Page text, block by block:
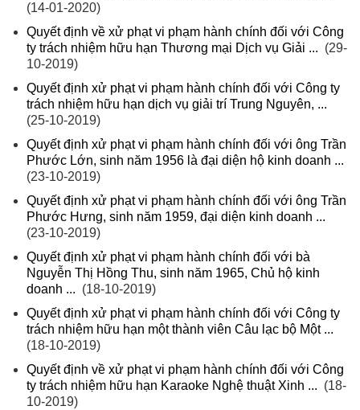
(14-01-2020)
Quyết định về xử phạt vi phạm hành chính đối với Công
ty trách nhiệm hữu hạn Thương mại Dịch vụ Giải ... (29-
10-2019)
Quyết định xử phạt vi phạm hành chính đối với Công ty
trách nhiệm hữu hạn dịch vụ giải trí Trung Nguyên, ...
(25-10-2019)
Quyết định xử phạt vi phạm hành chính đối với ông Trần
Phước Lớn, sinh năm 1956 là đại diện hộ kinh doanh ...
(23-10-2019)
Quyết định xử phạt vi phạm hành chính đối với ông Trần
Phước Hưng, sinh năm 1959, đại diện kinh doanh ...
(23-10-2019)
Quyết định xử phạt vi phạm hành chính đối với bà
Nguyễn Thị Hồng Thu, sinh năm 1965, Chủ hộ kinh
doanh ... (18-10-2019)
Quyết định xử phạt vi phạm hành chính đối với Công ty
trách nhiệm hữu hạn một thành viên Câu lạc bộ Một ...
(18-10-2019)
Quyết định về xử phạt vi phạm hành chính đối với Công
ty trách nhiệm hữu hạn Karaoke Nghệ thuật Xinh ... (18-
10-2019)